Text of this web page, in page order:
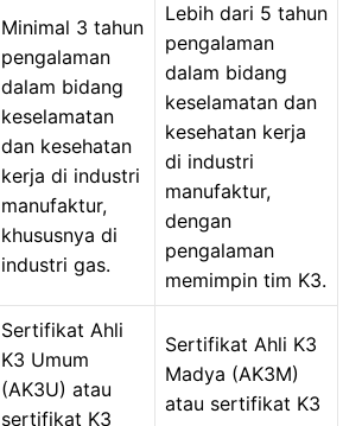
Minimal 3 tahun
pengalaman
dalam bidang
keselamatan
dan kesehatan
kerja di industri
manufaktur,
khususnya di
industri gas.
Lebih dari 5 tahun
pengalaman
dalam bidang
keselamatan dan
kesehatan kerja
di industri
manufaktur,
dengan
pengalaman
memimpin tim K3.
Sertifikat Ahli
K3 Umum
(AK3U) atau
sertifikat K3
Sertifikat Ahli K3
Madya (AK3M)
atau sertifikat K3